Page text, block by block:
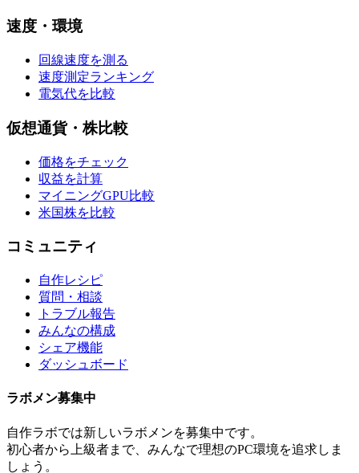
速度・環境
回線速度を測る
速度測定ランキング
電気代を比較
仮想通貨・株比較
価格をチェック
収益を計算
マイニングGPU比較
米国株を比較
コミュニティ
自作レシピ
質問・相談
トラブル報告
みんなの構成
シェア機能
ダッシュボード
ラボメン募集中
自作ラボでは新しいラボメンを募集中です。
初心者から上級者まで、みんなで理想のPC環境を追求しま
しょう。